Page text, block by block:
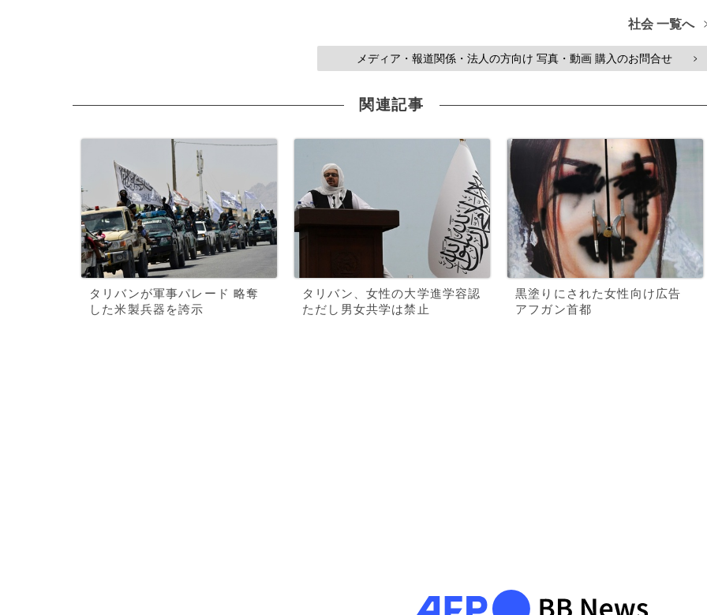
社会 一覧へ
メディア・報道関係・法人の方向け 写真・動画 購入のお問合せ >
関連記事
タリバンが軍事パレード 略奪
した米製兵器を誇示
タリバン、女性の大学進学容認
ただし男女共学は禁止
黒塗りにされた女性向け広告
アフガン首都